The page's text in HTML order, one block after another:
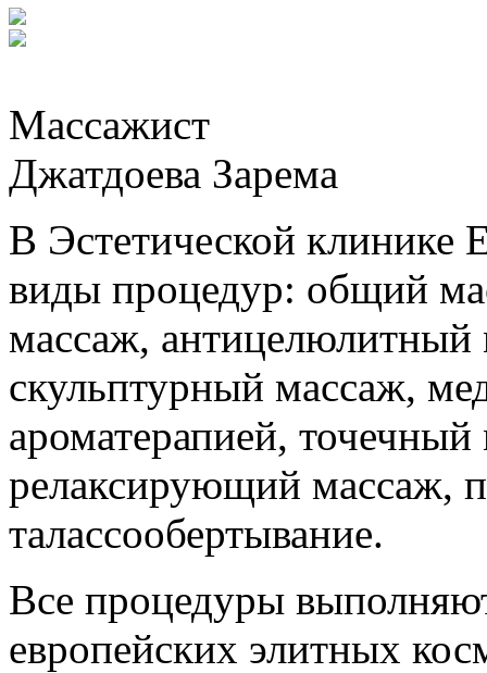
Массажист
Джатдоева Зарема
В Эстетической клинике
виды процедур: общий
массаж,
скульптурный массаж,
ароматерапией,
релаксирующий массаж,
талассообертывание.
Все процедуры
европейских элитных